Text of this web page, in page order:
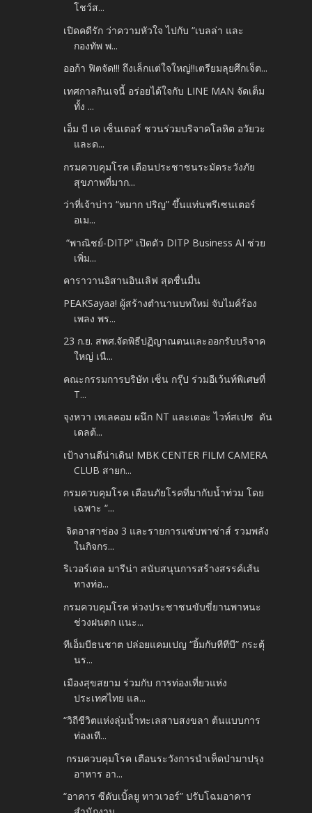
โชว์ส...
เปิดคดีรัก ว่าความหัวใจ ไปกับ “เบลล่า และ
กองทัพ พ...
ออก้า ฟิตจัด!!! ถึงเล็กแต่ใจใหญ่!!เตรียมลุยศึกเจ็ต...
เทศกาลกินเจนี้ อร่อยได้ใจกับ LINE MAN จัดเต็ม
ทั้ง ...
เอ็ม บี เค เซ็นเตอร์ ชวนร่วมบริจาคโลหิต อวัยวะ
และด...
กรมควบคุมโรค เตือนประชาชนระมัดระวังภัย
สุขภาพที่มาก...
ว่าที่เจ้าบ่าว “หมาก ปริญ” ขึ้นแท่นพรีเซนเตอร์
อเม...
“พาณิชย์-DITP” เปิดตัว DITP Business AI ช่วย
เพิ่ม...
คาราวานอิสานอินเลิฟ สุดชื่นมื่น
PEAKSayaa! ผู้สร้างตำนานบทใหม่ จับไมค์ร้อง
เพลง พร...
23 ก.ย. สพศ.จัดพิธีปฏิญาณตนและออกรับบริจาค
ใหญ่ เนื...
คณะกรรมการบริษัท เซ็น กรุ๊ป ร่วมอีเว้นท์พิเศษที่
T...
จุงหวา เทเลคอม ผนึก NT และเดอะ ไวท์สเปซ ดัน
เดลต้...
เป้างานดีน่าเดิน! MBK CENTER FILM CAMERA
CLUB สายก...
กรมควบคุมโรค เตือนภัยโรคที่มากับน้ำท่วม โดย
เฉพาะ “...
จิตอาสาช่อง 3 และรายการแซ่บพาซ่าส์ รวมพลัง
ในกิจกร...
ริเวอร์เดล มารีน่า สนับสนุนการสร้างสรรค์เส้น
ทางท่อ...
กรมควบคุมโรค ห่วงประชาชนขับขี่ยานพาหนะ
ช่วงฝนตก แนะ...
ทีเอ็มบีธนชาต ปล่อยแคมเปญ “ยิ้มกับทีทีบี” กระตุ้
นร...
เมืองสุขสยาม ร่วมกับ การท่องเที่ยวแห่ง
ประเทศไทย แล...
“วิถีชีวิตแห่งลุ่มน้ำทะเลสาบสงขลา ต้นแบบการ
ท่องเที...
กรมควบคุมโรค เตือนระวังการนำเห็ดป่ามาปรุง
อาหาร อา...
“อาคาร ซีดับเบิ้ลยู ทาวเวอร์” ปรับโฉมอาคาร